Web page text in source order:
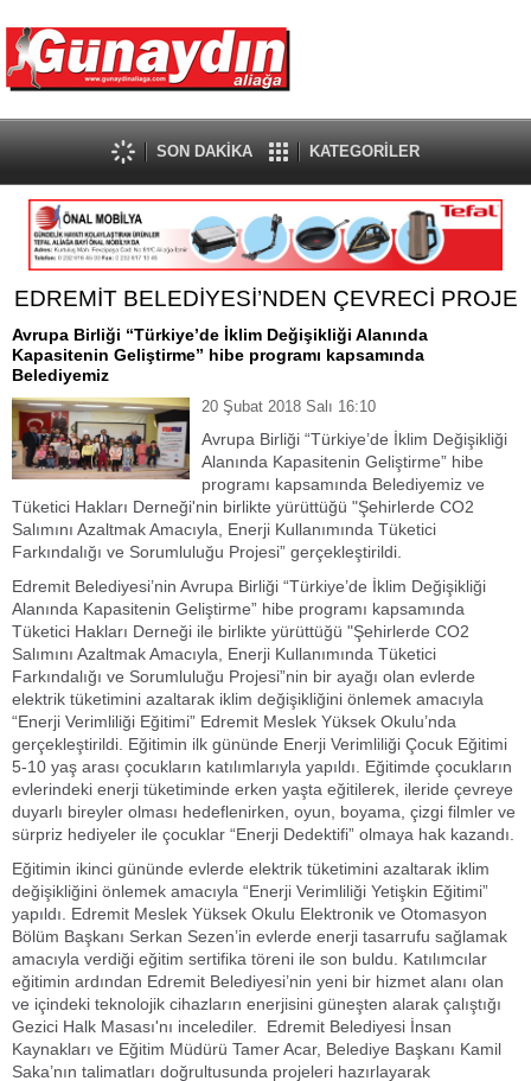
SON DAKİKA KATEGORİLER
EDREMİT BELEDİYESİ’NDEN ÇEVRECİ PROJE
Avrupa Birliği “Türkiye’de İklim Değişikliği Alanında
Kapasitenin Geliştirme” hibe programı kapsamında
Belediyemiz
20 Şubat 2018 Salı 16:10
Avrupa Birliği “Türkiye’de İklim Değişikliği
Alanında Kapasitenin Geliştirme” hibe
programı kapsamında Belediyemiz ve
Tüketici Hakları Derneği'nin birlikte yürüttüğü "Şehirlerde CO2
Salımını Azaltmak Amacıyla, Enerji Kullanımında Tüketici
Farkındalığı ve Sorumluluğu Projesi” gerçekleştirildi.
Edremit Belediyesi’nin Avrupa Birliği “Türkiye’de İklim Değişikliği
Alanında Kapasitenin Geliştirme” hibe programı kapsamında
Tüketici Hakları Derneği ile birlikte yürüttüğü "Şehirlerde CO2
Salımını Azaltmak Amacıyla, Enerji Kullanımında Tüketici
Farkındalığı ve Sorumluluğu Projesi”nin bir ayağı olan evlerde
elektrik tüketimini azaltarak iklim değişikliğini önlemek amacıyla
“Enerji Verimliliği Eğitimi” Edremit Meslek Yüksek Okulu’nda
gerçekleştirildi. Eğitimin ilk gününde Enerji Verimliliği Çocuk Eğitimi
5-10 yaş arası çocukların katılımlarıyla yapıldı. Eğitimde çocukların
evlerindeki enerji tüketiminde erken yaşta eğitilerek, ileride çevreye
duyarlı bireyler olması hedeflenirken, oyun, boyama, çizgi filmler ve
sürpriz hediyeler ile çocuklar “Enerji Dedektifi” olmaya hak kazandı.
Eğitimin ikinci gününde evlerde elektrik tüketimini azaltarak iklim
değişikliğini önlemek amacıyla “Enerji Verimliliği Yetişkin Eğitimi”
yapıldı. Edremit Meslek Yüksek Okulu Elektronik ve Otomasyon
Bölüm Başkanı Serkan Sezen’in evlerde enerji tasarrufu sağlamak
amacıyla verdiği eğitim sertifika töreni ile son buldu. Katılımcılar
eğitimin ardından Edremit Belediyesi’nin yeni bir hizmet alanı olan
ve içindeki teknolojik cihazların enerjisini güneşten alarak çalıştığı
Gezici Halk Masası'nı incelediler. Edremit Belediyesi İnsan
Kaynakları ve Eğitim Müdürü Tamer Acar, Belediye Başkanı Kamil
Saka’nın talimatları doğrultusunda projeleri hazırlayarak